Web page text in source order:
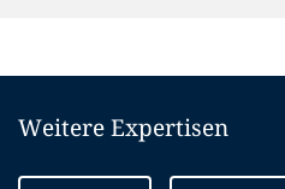
Weitere Expertisen